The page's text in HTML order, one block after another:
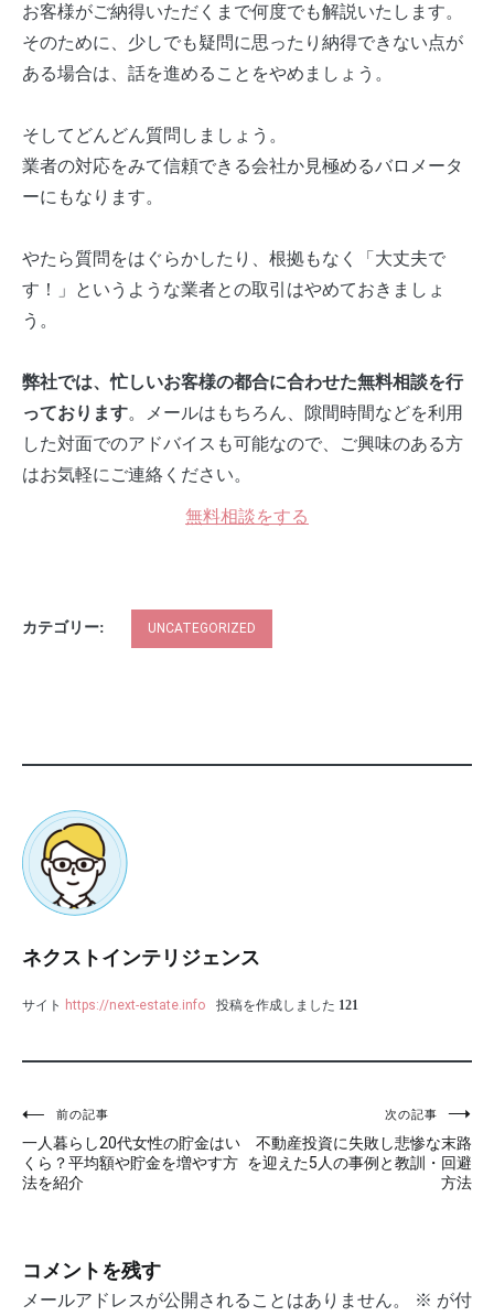
お客様がご納得いただくまで何度でも解説いたします。
そのために、少しでも疑問に思ったり納得できない点が
ある場合は、話を進めることをやめましょう。
そしてどんどん質問しましょう。
業者の対応をみて信頼できる会社か見極めるバロメータ
ーにもなります。
やたら質問をはぐらかしたり、根拠もなく「大丈夫で
す！」というような業者との取引はやめておきましょ
う。
弊社では、忙しいお客様の都合に合わせた無料相談を行
っております。メールはもちろん、隙間時間などを利用
した対面でのアドバイスも可能なので、ご興味のある方
はお気軽にご連絡ください。
無料相談をする
カテゴリー: UNCATEGORIZED
ネクストインテリジェンス
サイト https://next-estate.info 投稿を作成しました 121
投
稿
ナ
ゲ
前の記事
一人暮らし20代女性の貯金はい
くら？平均額や貯金を増やす方
法を紹介
次の記事
不動産投資に失敗し悲惨な末路
を迎えた5人の事例と教訓・回避
方法
コメントを残す
メールアドレスが公開されることはありません。 ※ が付